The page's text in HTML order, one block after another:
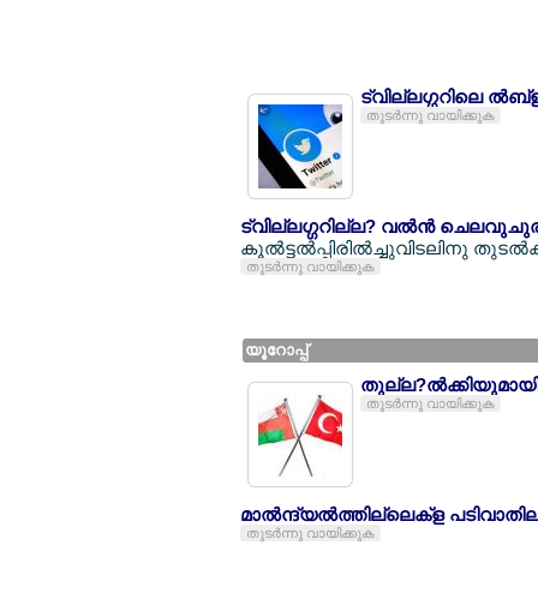
ട്വില്ലഗ്ഗറിലെ
തുടര്‍ന്നു വായിക്കുക
ട്വില്ലഗ്ഗറില്ല? വല്‍ന്‍
കൂല്‍ട്ടല്‍പ്പിരില്‍ച്ചുവിടലിനു
തുടര്‍ന്നു വായിക്കുക
യൂറോപ്പ്
തുടര്‍ന്നു വായിക്കുക
മാല്‍ന്ദ്യല്‍ത്തില്ലെക്ള
തുടര്‍ന്നു വായിക്കുക